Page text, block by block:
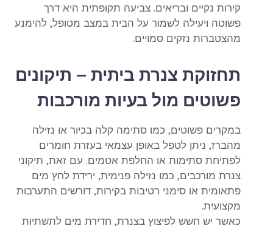
קירות נקיים ובריאים. צביעה תקופתית היא דרך
פשוטה ויעילה לשמור על הבית במצב מטופל, להימנע
מהצטברות נזקים סמויים.
תחזוקת צנרת ביתית – תיקונים
פשוטים מול בעיות מורכבות
במקרים פשוטים, כמו סתימה קלה בכיור או נזילה
מהברז, ניתן לטפל באופן עצמאי בעזרת חומרים
לפתיחת סתימות או החלפת אטמים. עם זאת, תיקוני
צנרת מורכבים, כמו נזילה פנימית, ירידת לחץ מים
פתאומית או סימני רטיבות בקירות, דורשים התערבות
מקצועית.
כאשר יש חשש לפיצוץ בצנרת, חדירת מים לתשתיות